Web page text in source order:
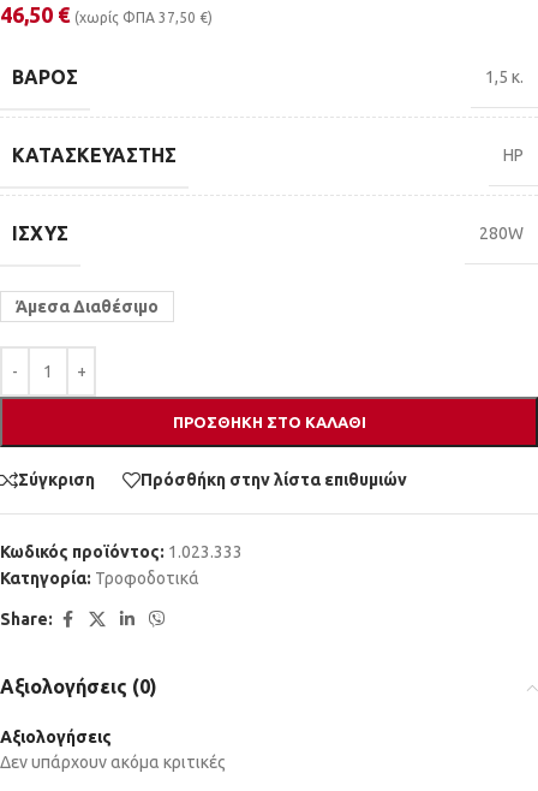
46,50 € (χωρίς ΦΠΑ 37,50 €)
ΒΆΡΟΣ 1,5 κ.
ΚΑΤΑΣΚΕΥΑΣΤΉΣ HP
ΙΣΧΎΣ 280W
Άμεσα Διαθέσιμο
ΠΡΟΣΘΉΚΗ ΣΤΟ ΚΑΛΆΘΙ
Σύγκριση Πρόσθήκη στην λίστα επιθυμιών
Κωδικός προϊόντος: 1.023.333
Κατηγορία: Τροφοδοτικά
Share:
Αξιολογήσεις (0)
Αξιολογήσεις
Δεν υπάρχουν ακόμα κριτικές